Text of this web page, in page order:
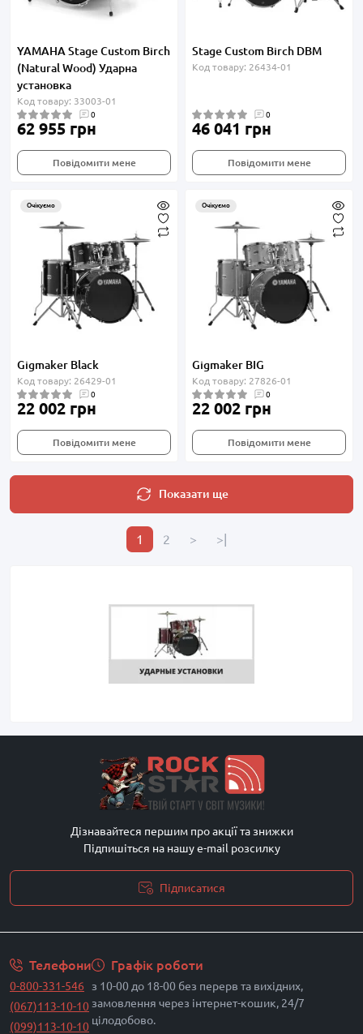
YAMAHA Stage Custom Birch
(Natural Wood) Ударна
установка
Код товару: 33003-01
0
62 955 грн
Повідомити мене
Stage Custom Birch DBM
Код товару: 26434-01
0
46 041 грн
Повідомити мене
Очікуємо
Gigmaker Black
Код товару: 26429-01
0
22 002 грн
Повідомити мене
Очікуємо
Gigmaker BIG
Код товару: 27826-01
0
22 002 грн
Повідомити мене
Показати ще
1 2 > >|
Дізнавайтеся першим про акції та знижки
Підпишіться на нашу e-mail розсилку
Підписатися
Телефони
0-800-331-546
(067)113-10-10
(099)113-10-10
Графік роботи
з 10-00 до 18-00 без перерв та вихідних,
замовлення через інтернет-кошик, 24/7
цілодобово.